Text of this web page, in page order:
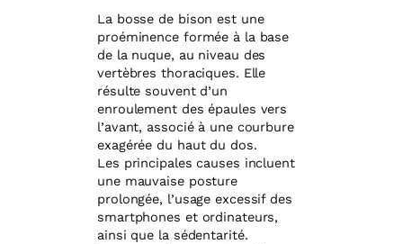
La bosse de bison est une
proéminence formée à la base
de la nuque, au niveau des
vertèbres thoraciques. Elle
résulte souvent d’un
enroulement des épaules vers
l’avant, associé à une courbure
exagérée du haut du dos.
Les principales causes incluent
une mauvaise posture
prolongée, l’usage excessif des
smartphones et ordinateurs,
ainsi que la sédentarité.